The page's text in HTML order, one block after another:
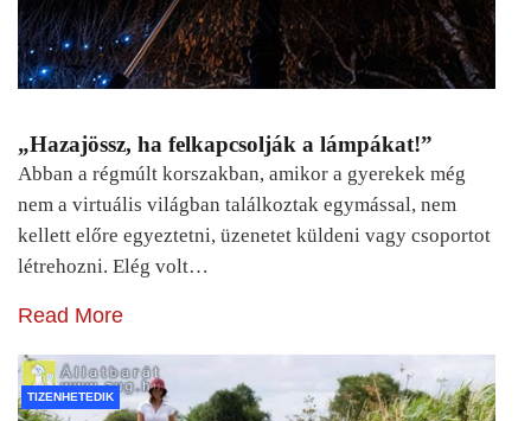
„Hazajössz, ha felkapcsolják a lámpákat!”
Abban a régmúlt korszakban, amikor a gyerekek még
nem a virtuális világban találkoztak egymással, nem
kellett előre egyeztetni, üzenetet küldeni vagy csoportot
létrehozni. Elég volt…
Read More
TIZENHETEDIK